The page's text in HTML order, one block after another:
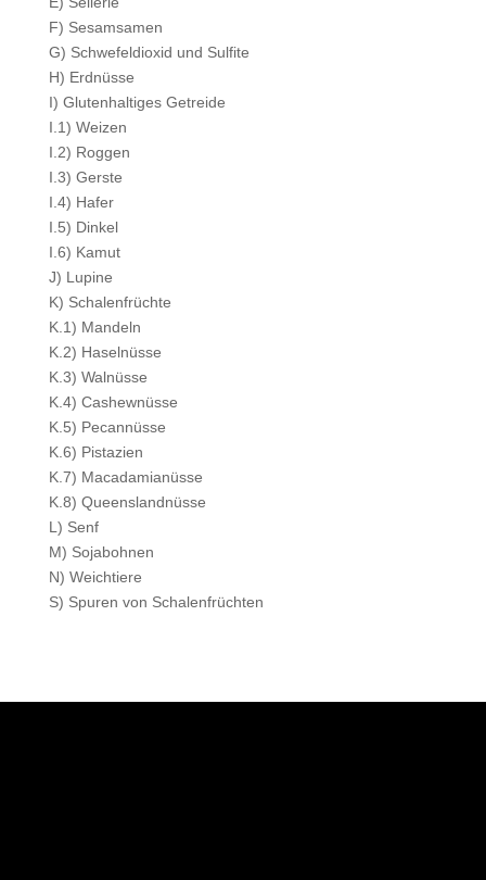
F) Sesamsamen
G) Schwefeldioxid und Sulfite
H) Erdnüsse
I) Glutenhaltiges Getreide
I.1) Weizen
I.2) Roggen
I.3) Gerste
I.4) Hafer
I.5) Dinkel
I.6) Kamut
J) Lupine
K) Schalenfrüchte
K.1) Mandeln
K.2) Haselnüsse
K.3) Walnüsse
K.4) Cashewnüsse
K.5) Pecannüsse
K.6) Pistazien
K.7) Macadamianüsse
K.8) Queenslandnüsse
L) Senf
M) Sojabohnen
N) Weichtiere
S) Spuren von Schalenfrüchten